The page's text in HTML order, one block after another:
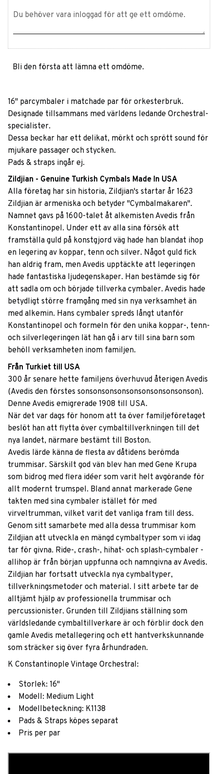
Bli den första att lämna ett omdöme.
16" parcymbaler i matchade par för orkesterbruk.
Designade tillsammans med världens ledande Orchestral-
specialister.
Dessa beckar har ett delikat, mörkt och sprött sound för
mjukare passager och stycken.
Pads & ​s​​traps ingår ej.
Zildjian - Genuine Turkish Cymbals Made In USA
Alla företag har sin historia, Zildjian's startar år 1623
Zildjian är armeniska och betyder "Cymbalmakaren".
Namnet gavs på 1600-talet åt alkemisten Avedis från
Konstantinopel. Under ett av alla sina försök att
framställa guld på konstgjord väg hade han blandat ihop
en legering av koppar, tenn och silver. Något guld fick
han aldrig fram, men Avedis upptäckte att legeringen
hade fantastiska ljudegenskaper. Han bestämde sig för
att sadla om och började tillverka cymbaler. Avedis hade
betydligt större framgång med sin nya verksamhet än
med alkemin. Hans cymbaler spreds långt utanför
Konstantinopel och formeln för den unika koppar-, tenn-
och silverlegeringen lät han gå i arv till sina barn som
behöll verksamheten inom familjen.
Från Turkiet till USA
300 år senare hette familjens överhuvud återigen Avedis
(Avedis den förstes sonsonsonsonsonsonsonsonsonson).
Denne Avedis emigrerade 1908 till USA.
När det var dags för honom att ta över familjeföretaget
beslöt han att flytta över cymbaltillverkningen till det
nya landet, närmare bestämt till Boston.
Avedis lärde känna de flesta av dåtidens berömda
trummisar. Särskilt god vän blev han med Gene Krupa
som bidrog med flera idéer som varit helt avgörande för
allt modernt trumspel. Bland annat markerade Gene
takten med sina cymbaler istället för med
virveltrumman, vilket varit det vanliga fram till dess.
Genom sitt samarbete med alla dessa trummisar kom
Zildjian att utveckla en mängd cymbaltyper som vi idag
tar för givna. Ride-, crash-, hihat- och splash-cymbaler -
allihop är från början uppfunna och namngivna av Avedis.
Zildjian har fortsatt utveckla nya cymbaltyper,
tillverkningsmetoder och material. I sitt arbete tar de
alltjämt hjälp av professionella trummisar och
percussionister. Grunden till Zildjians ställning som
världsledande cymbaltillverkare är och förblir dock den
gamle Avedis metallegering och ett hantverkskunnande
som sträcker sig över fyra århundraden.
K Constantinople Vintage Orchestral:
Storlek: 16"
Modell: Medium Light
Modellbeteckning: K1138
Pads & Straps köpes separat
Pris per par